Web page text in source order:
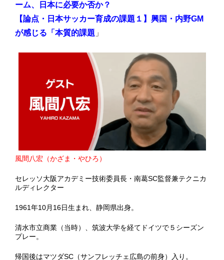
ーム、日本に必要か否か？
【論点・日本サッカー育成の課題１】興国・内野GM
が感じる「本質的課題 」
風間八宏（かざま・やひろ）
セレッソ大阪アカデミー技術委員長・南葛SC監督兼テクニカ
ルディレクター
1961年10月16日生まれ、静岡県出身。
清水市立商業（当時）、筑波大学を経てドイツで５シーズン
プレー。
帰国後はマツダSC（サンフレッチェ広島の前身）入り。